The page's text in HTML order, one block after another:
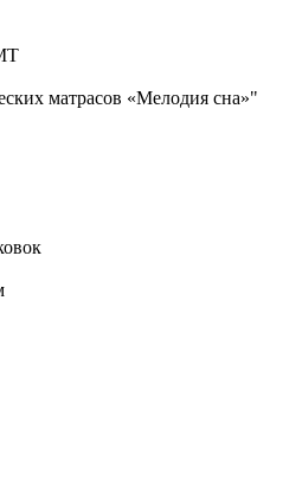
матрасов «Мелодия сна»"